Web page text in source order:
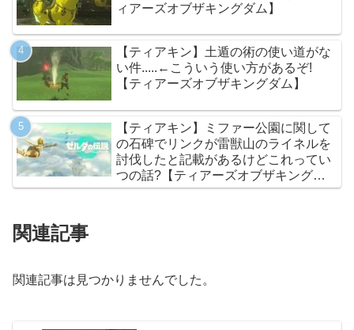
ィアーズオブザキングダム】
【ティアキン】土遁の術の使い道がな
い件.....←こういう使い方があるぞ!
【ティアーズオブザキングダム】
【ティアキン】ミファー公園に関して
の石碑でリンクが雷獣山のライネルを
討伐したと記載があるけどこれってい
つの話?【ティアーズオブザキングダ
ム】
関連記事
関連記事は見つかりませんでした。